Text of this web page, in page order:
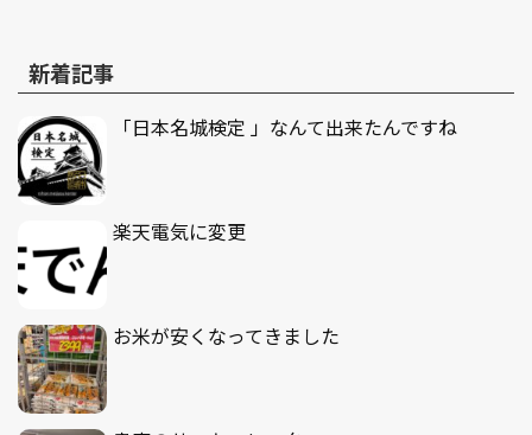
新着記事
「日本名城検定 」なんて出来たんですね
楽天電気に変更
お米が安くなってきました